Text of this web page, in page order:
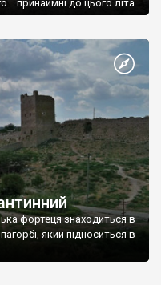
принаймні до цього літа.
фортеця знаходиться в
який підноситься в